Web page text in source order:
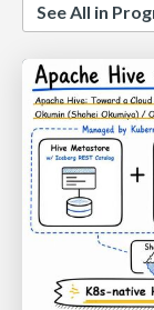
See All in